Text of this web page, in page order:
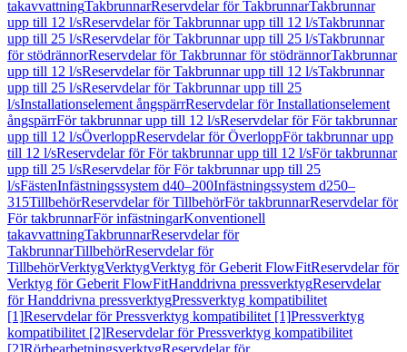
takavvattningTakbrunnarReservdelar för TakbrunnarTakbrunnar
upp till 12 l/sReservdelar för Takbrunnar upp till 12 l/sTakbrunnar
upp till 25 l/sReservdelar för Takbrunnar upp till 25 l/sTakbrunnar
för stödrännorReservdelar för Takbrunnar för stödrännorTakbrunnar
upp till 12 l/sReservdelar för Takbrunnar upp till 12 l/sTakbrunnar
upp till 25 l/sReservdelar för Takbrunnar upp till 25
l/sInstallationselement ångspärrReservdelar för Installationselement
ångspärrFör takbrunnar upp till 12 l/sReservdelar för För takbrunnar
upp till 12 l/sÖverloppReservdelar för ÖverloppFör takbrunnar upp
till 12 l/sReservdelar för För takbrunnar upp till 12 l/sFör takbrunnar
upp till 25 l/sReservdelar för För takbrunnar upp till 25
l/sFästenInfästningssystem d40–200Infästningssystem d250–
315TillbehörReservdelar för TillbehörFör takbrunnarReservdelar för
För takbrunnarFör infästningarKonventionell
takavvattningTakbrunnarReservdelar för
TakbrunnarTillbehörReservdelar för
TillbehörVerktygVerktygVerktyg för Geberit FlowFitReservdelar för
Verktyg för Geberit FlowFitHanddrivna pressverktygReservdelar
för Handdrivna pressverktygPressverktyg kompatibilitet
[1]Reservdelar för Pressverktyg kompatibilitet [1]Pressverktyg
kompatibilitet [2]Reservdelar för Pressverktyg kompatibilitet
[2]RörbearbetningsverktygReservdelar för